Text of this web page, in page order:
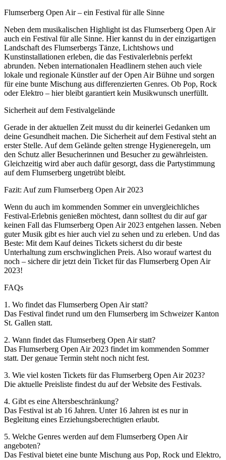
Flumserberg Open Air – ein Festival für alle Sinne
Neben dem musikalischen Highlight ist das Flumserberg Open Air
auch ein Festival für alle Sinne. Hier kannst du in der einzigartigen
Landschaft des Flumserbergs Tänze, Lichtshows und
Kunstinstallationen erleben, die das Festivalerlebnis perfekt
abrunden. Neben internationalen Headlinern stehen auch viele
lokale und regionale Künstler auf der Open Air Bühne und sorgen
für eine bunte Mischung aus differenzierten Genres. Ob Pop, Rock
oder Elektro – hier bleibt garantiert kein Musikwunsch unerfüllt.
Sicherheit auf dem Festivalgelände
Gerade in der aktuellen Zeit musst du dir keinerlei Gedanken um
deine Gesundheit machen. Die Sicherheit auf dem Festival steht an
erster Stelle. Auf dem Gelände gelten strenge Hygieneregeln, um
den Schutz aller Besucherinnen und Besucher zu gewährleisten.
Gleichzeitig wird aber auch dafür gesorgt, dass die Partystimmung
auf dem Flumserberg ungetrübt bleibt.
Fazit: Auf zum Flumserberg Open Air 2023
Wenn du auch im kommenden Sommer ein unvergleichliches
Festival-Erlebnis genießen möchtest, dann solltest du dir auf gar
keinen Fall das Flumserberg Open Air 2023 entgehen lassen. Neben
guter Musik gibt es hier auch viel zu sehen und zu erleben. Und das
Beste: Mit dem Kauf deines Tickets sicherst du dir beste
Unterhaltung zum erschwinglichen Preis. Also worauf wartest du
noch – sichere dir jetzt dein Ticket für das Flumserberg Open Air
2023!
FAQs
1. Wo findet das Flumserberg Open Air statt?
Das Festival findet rund um den Flumserberg im Schweizer Kanton
St. Gallen statt.
2. Wann findet das Flumserberg Open Air statt?
Das Flumserberg Open Air 2023 findet im kommenden Sommer
statt. Der genaue Termin steht noch nicht fest.
3. Wie viel kosten Tickets für das Flumserberg Open Air 2023?
Die aktuelle Preisliste findest du auf der Website des Festivals.
4. Gibt es eine Altersbeschränkung?
Das Festival ist ab 16 Jahren. Unter 16 Jahren ist es nur in
Begleitung eines Erziehungsberechtigten erlaubt.
5. Welche Genres werden auf dem Flumserberg Open Air
angeboten?
Das Festival bietet eine bunte Mischung aus Pop, Rock und Elektro,